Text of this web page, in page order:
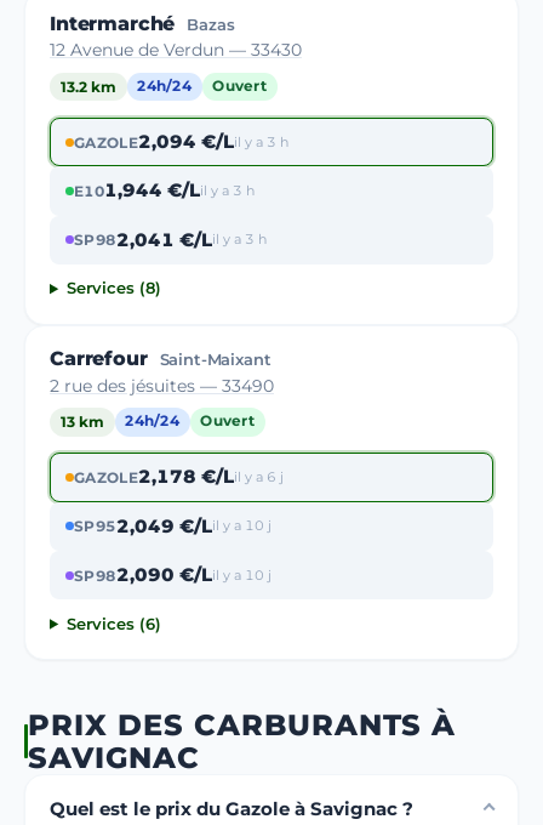
Intermarché Bazas
12 Avenue de Verdun — 33430
13.2 km 24h/24 Ouvert
GAZOLE2,094 €/Lil y a 3 h
E101,944 €/Lil y a 3 h
SP982,041 €/Lil y a 3 h
Services (8)
Carrefour Saint-Maixant
2 rue des jésuites — 33490
13 km 24h/24 Ouvert
GAZOLE2,178 €/Lil y a 6 j
SP952,049 €/Lil y a 10 j
SP982,090 €/Lil y a 10 j
Services (6)
PRIX DES CARBURANTS À
SAVIGNAC
Quel est le prix du Gazole à Savignac ?